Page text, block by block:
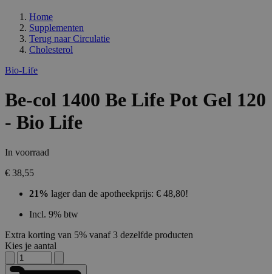
Home
Supplementen
Terug naar Circulatie
Cholesterol
Bio-Life
Be-col 1400 Be Life Pot Gel 120
- Bio Life
In voorraad
€ 38,55
21% lager dan de apotheekprijs: € 48,80!
Incl. 9% btw
Extra korting van 5% vanaf 3 dezelfde producten
Kies je aantal